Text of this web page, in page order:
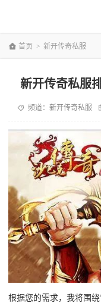
首页 > 新开传奇私服
新开传奇私服
频道： 新开传奇私服
根据您的需求，我将围